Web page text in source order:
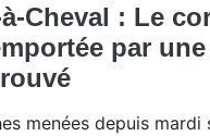
Cheval : Le
par
menées depuis